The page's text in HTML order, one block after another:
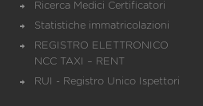
Ricerca Medici Certificatori
Statistiche immatricolazioni
REGISTRO ELETTRONICO
NCC TAXI – RENT
RUI - Registro Unico Ispettori